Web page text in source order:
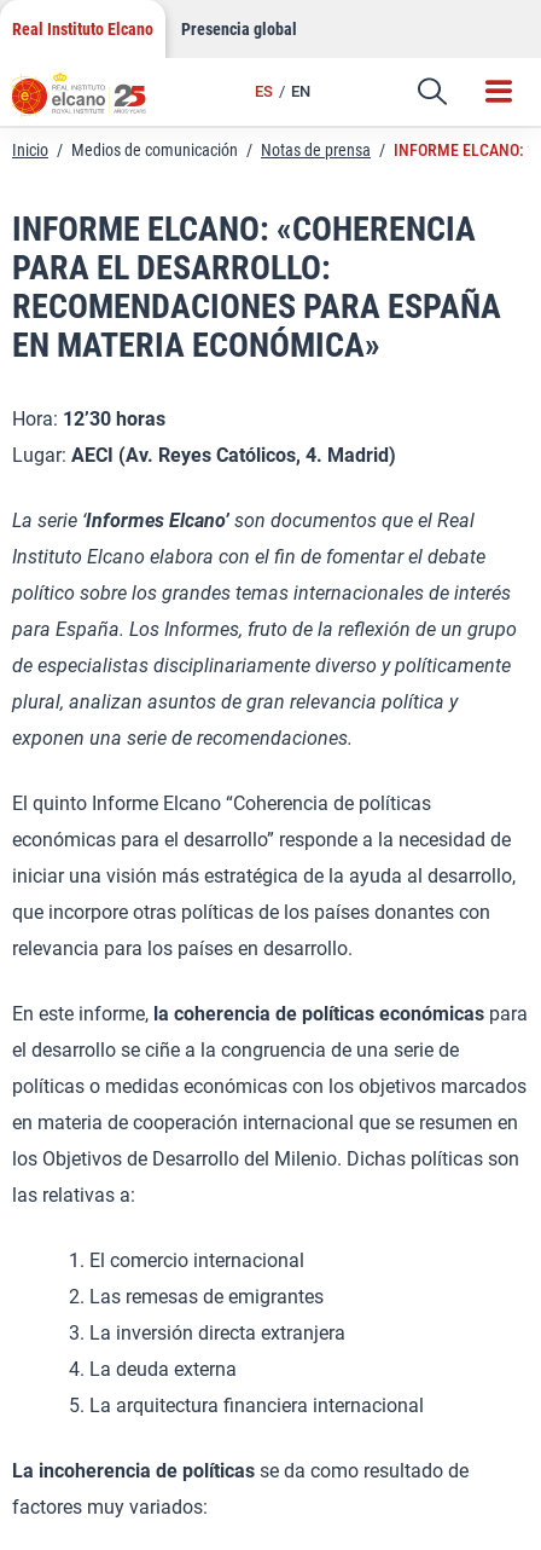
Saltar
contenido
Real Instituto Elcano Presencia global
ES EN
Enlace
Inicio / Medios de comunicación / Notas de prensa / INFORME ELCANO:
INFORME ELCANO: «COHERENCIA
PARA EL DESARROLLO:
RECOMENDACIONES PARA ESPAÑA
EN MATERIA ECONÓMICA»
Hora: 12’30 horas
Lugar: AECI (Av. Reyes Católicos, 4. Madrid)
La serie ‘Informes Elcano’ son documentos que el Real
Instituto Elcano elabora con el fin de fomentar el debate
político sobre los grandes temas internacionales de interés
para España. Los Informes, fruto de la reflexión de un grupo
de especialistas disciplinariamente diverso y políticamente
plural, analizan asuntos de gran relevancia política y
exponen una serie de recomendaciones.
El quinto Informe Elcano “Coherencia de políticas
económicas para el desarrollo” responde a la necesidad de
iniciar una visión más estratégica de la ayuda al desarrollo,
que incorpore otras políticas de los países donantes con
relevancia para los países en desarrollo.
En este informe, la coherencia de políticas económicas para
el desarrollo se ciñe a la congruencia de una serie de
políticas o medidas económicas con los objetivos marcados
en materia de cooperación internacional que se resumen en
los Objetivos de Desarrollo del Milenio. Dichas políticas son
las relativas a:
El comercio internacional
Las remesas de emigrantes
La inversión directa extranjera
La deuda externa
La arquitectura financiera internacional
La incoherencia de políticas se da como resultado de
factores muy variados: